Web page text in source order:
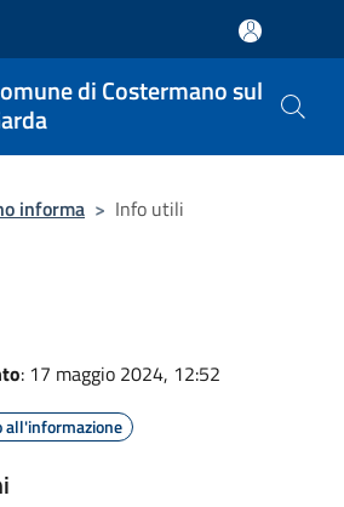
di Costermano sul
informa > Info utili
: 17 maggio 2024, 12:52
all'informazione